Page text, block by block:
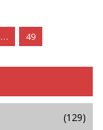
… 49
(129)